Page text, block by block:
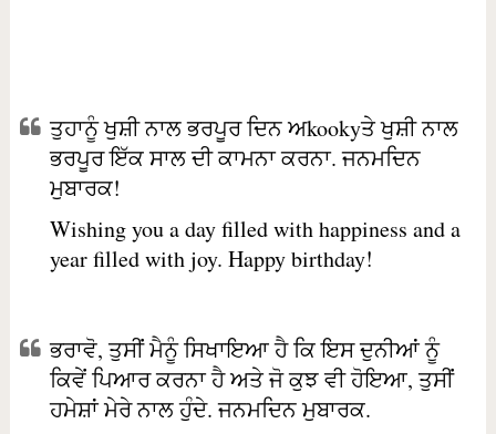
ਤੁਹਾਨੂੰ ਖੁਸ਼ੀ ਨਾਲ ਭਰਪੂਰ ਦਿਨ ਅkookyਤੇ ਖੁਸ਼ੀ ਨਾਲ
ਭਰਪੂਰ ਇੱਕ ਸਾਲ ਦੀ ਕਾਮਨਾ ਕਰਨਾ. ਜਨਮਦਿਨ
ਮੁਬਾਰਕ!
Wishing you a day filled with happiness and a
year filled with joy. Happy birthday!
ਭਰਾਵੋ, ਤੁਸੀਂ ਮੈਨੂੰ ਸਿਖਾਇਆ ਹੈ ਕਿ ਇਸ ਦੁਨੀਆਂ ਨੂੰ
ਕਿਵੇਂ ਪਿਆਰ ਕਰਨਾ ਹੈ ਅਤੇ ਜੋ ਕੁਝ ਵੀ ਹੋਇਆ, ਤੁਸੀਂ
ਹਮੇਸ਼ਾਂ ਮੇਰੇ ਨਾਲ ਹੁੰਦੇ. ਜਨਮਦਿਨ ਮੁਬਾਰਕ.